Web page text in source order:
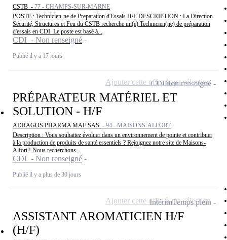
CSTB - 77 - CHAMPS-SUR-MARNE
POSTE : Technicien-ne de Preparation d'Essais H/F DESCRIPTION : La Direction
Sécurité, Structures et Feu du CSTB recherche un(e) Technicien(ne) de préparation
d'essais en CDI. Le poste est basé à...
CDI - Non renseigné
Publié il y a 17 jours
PRÉPARATEUR MATÉRIEL ET
SOLUTION - H/F
ADRAGOS PHARMA MAF SAS - 94 - MAISONS-ALFORT
Description : Vous souhaitez évoluer dans un environnement de pointe et contribuer
à la production de produits de santé essentiels ? Rejoignez notre site de Maisons-
Alfort ! Nous recherchons...
CDI - Non renseigné
Publié il y a plus de 30 jours
CDINon renseigné
Ajouter cette offre à ma sélection
ASSISTANT AROMATICIEN H/F
(H/F)
IntérimTemps plein
Ajouter cette offre à ma sélection